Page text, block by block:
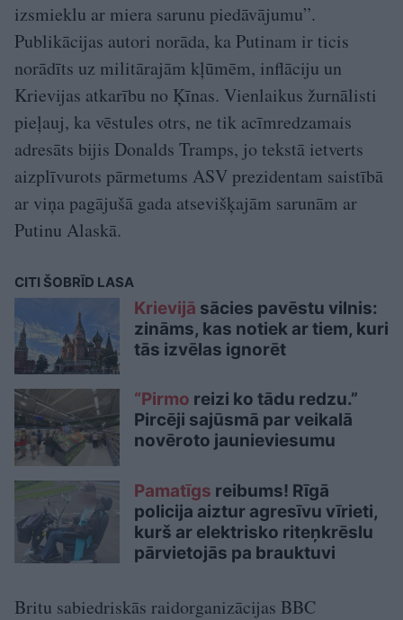
izsmieklu ar miera sarunu piedāvājumu”.
Publikācijas autori norāda, ka Putinam ir ticis
norādīts uz militārajām kļūmēm, inflāciju un
Krievijas atkarību no Ķīnas. Vienlaikus žurnālisti
pieļauj, ka vēstules otrs, ne tik acīmredzamais
adresāts bijis Donalds Tramps, jo tekstā ietverts
aizplīvurots pārmetums ASV prezidentam saistībā
ar viņa pagājušā gada atsevišķajām sarunām ar
Putinu Alaskā.
CITI ŠOBRĪD LASA
Krievijā sācies pavēstu vilnis:
zināms, kas notiek ar tiem, kuri
tās izvēlas ignorēt
“Pirmo reizi ko tādu redzu.”
Pircēji sajūsmā par veikalā
novēroto jaunieviesumu
Pamatīgs reibums! Rīgā
policija aiztur agresīvu vīrieti,
kurš ar elektrisko riteņkrēslu
pārvietojās pa brauktuvi
Britu sabiedriskās raidorganizācijas BBC